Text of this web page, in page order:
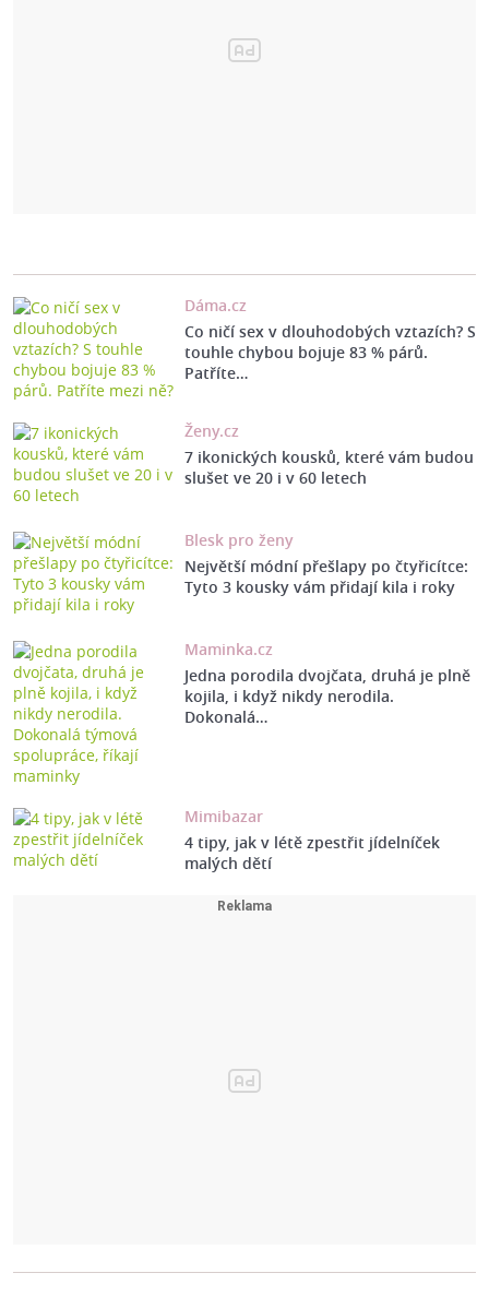
Dáma.cz
Co ničí sex v dlouhodobých vztazích? S
touhle chybou bojuje 83 % párů.
Patříte…
Ženy.cz
7 ikonických kousků, které vám budou
slušet ve 20 i v 60 letech
Blesk pro ženy
Největší módní přešlapy po čtyřicítce:
Tyto 3 kousky vám přidají kila i roky
Maminka.cz
Jedna porodila dvojčata, druhá je plně
kojila, i když nikdy nerodila.
Dokonalá…
Mimibazar
4 tipy, jak v létě zpestřit jídelníček
malých dětí